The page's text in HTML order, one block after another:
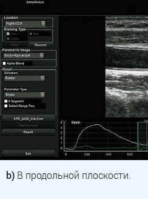
b) В продольной плоскости.